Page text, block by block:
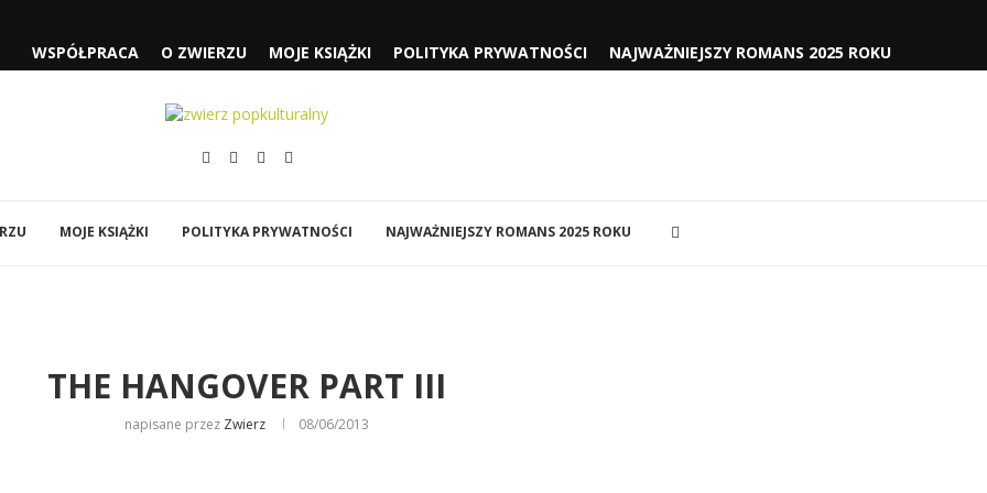
CZYLI... I „FJORD”
MAN: CAŁKIEM NOWY...
DO MNIE...
NOLANA
WSPÓŁPRACA O ZWIERZU MOJE KSIĄŻKI POLITYKA PRYWATNOŚCI NAJWAŻNIEJSZY ROMANS 2025 ROKU
MOJE KSIĄŻKI POLITYKA PRYWATNOŚCI NAJWAŻNIEJSZY ROMANS 2025 ROKU
THE HANGOVER PART III
napisane przez Zwierz 08/06/2013